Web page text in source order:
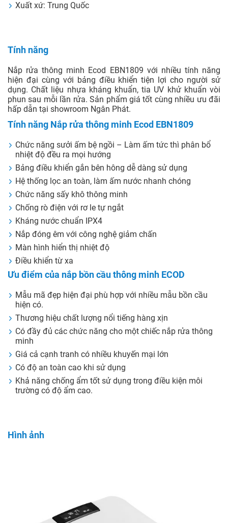
Xuất xứ: Trung Quốc
Tính năng
Nắp rửa thông minh Ecod EBN1809 với nhiều tính năng
hiện đại cùng với bảng điều khiển tiện lợi cho người sử
dụng. Chất liệu nhựa kháng khuẩn, tia UV khử khuẩn vòi
phun sau mỗi lần rửa. Sản phẩm giá tốt cùng nhiều ưu đãi
hấp dẫn tại showroom Ngân Phát.
Tính năng Nắp rửa thông minh Ecod EBN1809
Chức năng sưởi ấm bệ ngồi – Làm ấm tức thì phân bổ
nhiệt độ đều ra mọi hướng
Bảng điều khiển gắn bên hông dễ dàng sử dụng
Hệ thống lọc an toàn, làm ấm nước nhanh chóng
Chức năng sấy khô thông minh
Chống rò điện với rơ le tự ngắt
Kháng nước chuẩn IPX4
Nắp đóng êm với công nghệ giảm chấn
Màn hình hiển thị nhiệt độ
Điều khiển từ xa
Ưu điểm của nắp bồn cầu thông minh ECOD
Mẫu mã đẹp hiện đại phù hợp với nhiều mẫu bồn cầu
hiện có.
Thương hiệu chất lượng nổi tiếng hàng xịn
Có đầy đủ các chức năng cho một chiếc nắp rửa thông
minh
Giá cả cạnh tranh có nhiều khuyến mại lớn
Có độ an toàn cao khi sử dụng
Khả năng chống ẩm tốt sử dụng trong điều kiện môi
trường có độ ẩm cao.
Hình ảnh